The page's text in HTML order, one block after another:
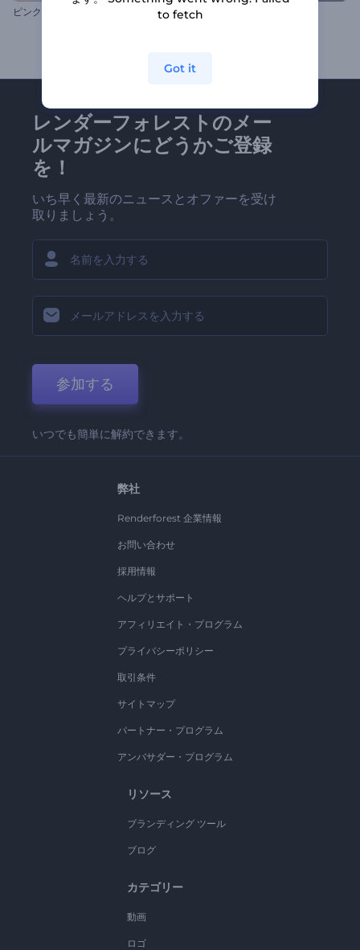
ピンクバレーのロゴ発表 稲妻落雷ロゴ・動画
レンダーフォレストのメー
ルマガジンにどうかご登録
を！
いち早く最新のニュースとオファーを受け
取りましょう。
参加する
いつでも簡単に解約できます。
弊社
Renderforest 企業情報
お問い合わせ
採用情報
ヘルプとサポート
アフィリエイト・プログラム
プライバシーポリシー
取引条件
サイトマップ
パートナー・プログラム
アンバサダー・プログラム
リソース
ブランディング ツール
ブログ
カテゴリー
動画
ロゴ
to fetch
Got it